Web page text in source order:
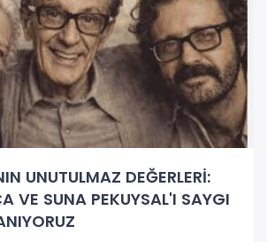
UNUTULMAZ DEĞERLERİ:
VE SUNA PEKUYSAL'I SAYGI